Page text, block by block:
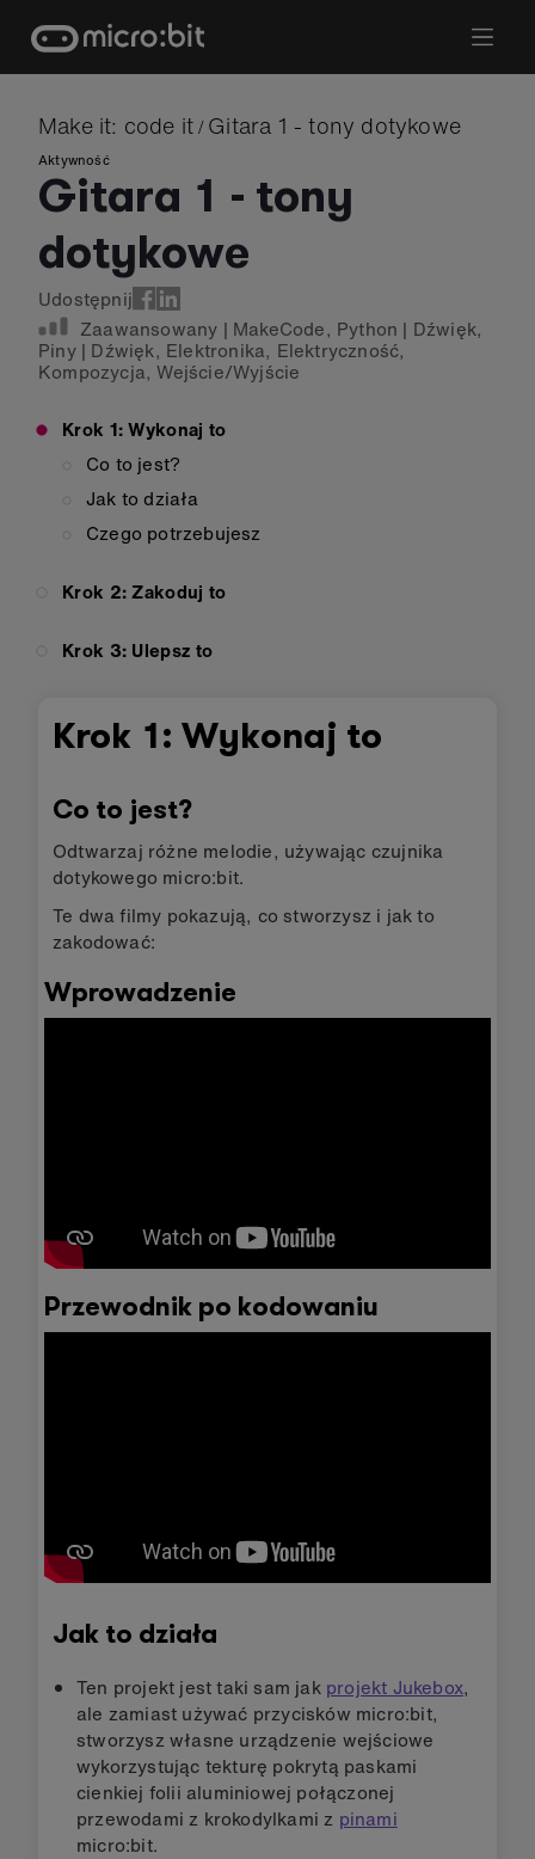
content
Make it: code it / Gitara 1 - tony dotykowe
Aktywność
Gitara 1 - tony
dotykowe
Udostępnij
Zaawansowany | MakeCode, Python | Dźwięk,
Piny| Dźwięk, Elektronika, Elektryczność,
Kompozycja,Wejście/Wyjście
Krok 1: Wykonaj to
Co to jest?
Jak to działa
Czego potrzebujesz
Krok 2: Zakoduj to
Krok 3: Ulepsz to
Krok 1: Wykonaj to
Co to jest?
Odtwarzaj różne melodie, używając czujnika
dotykowego micro:bit.
Te dwa filmy pokazują, co stworzysz i jak to
zakodować:
Wprowadzenie
Przewodnik po kodowaniu
Jak to działa
Ten projekt jest taki sam jak projekt Jukebox,
ale zamiast używać przycisków micro:bit,
stworzysz własne urządzenie wejściowe
wykorzystując tekturę pokrytą paskami
cienkiej folii aluminiowej połączonej
przewodami z krokodylkami z pinami
micro:bit.